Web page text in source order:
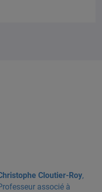
Cloutier-Roy,
associé à